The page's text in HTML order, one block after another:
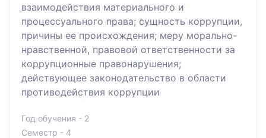
взаимодействия материального и
процессуального права; сущность коррупции,
причины ее происхождения; меру морально-
нравственной, правовой ответственности за
коррупционные правонарушения;
действующее законодательство в области
противодействия коррупции
Год обучения - 2
Семестр - 4